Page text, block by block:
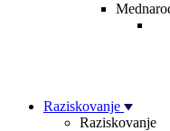
Raziskovanje
Raziskovanje